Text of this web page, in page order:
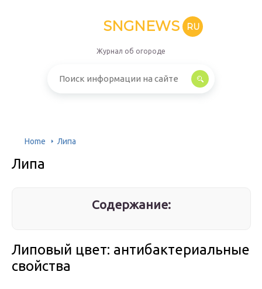
SNGNEWS RU
Журнал об огороде
Home Липа
Липа
Содержание:
Липовый цвет: антибактериальные
свойства